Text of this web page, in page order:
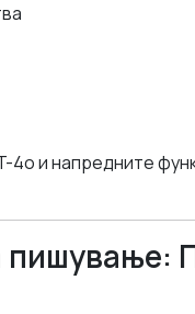
4o и напредните
пишување: